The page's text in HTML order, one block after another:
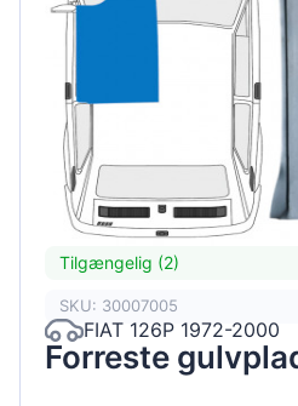
Tilgængelig (2)
SKU: 30007005
FIAT 126P 1972-2000
Forreste